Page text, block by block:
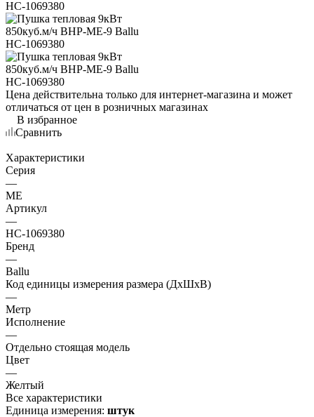
Цена действительна только для интернет-магазина и может
отличаться от цен в розничных магазинах
В избранное
Сравнить
Характеристики
Серия
—
ME
Артикул
—
НС-1069380
Бренд
—
Ballu
Код единицы измерения размера (ДхШхВ)
—
Метр
Исполнение
—
Отдельно стоящая модель
Цвет
—
Желтый
Все характеристики
Единица измерения: штук